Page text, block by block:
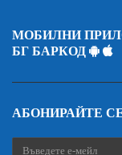
МОБИЛНИ
БГ БАРКОД
АБОНИРАЙТЕ